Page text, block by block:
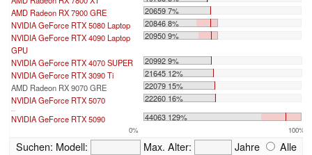
AMD Radeon RX 7900 GRE
20659 7%
NVIDIA GeForce RTX 5080 Laptop
20846 8%
NVIDIA GeForce RTX 4090 Laptop
GPU
20950 9%
NVIDIA GeForce RTX 4070 SUPER
20992 9%
NVIDIA GeForce RTX 3090 Ti
21645 12%
AMD Radeon RX 9070 GRE
22079 15%
NVIDIA GeForce RTX 5070
22260 16%
...
NVIDIA GeForce RTX 5090 44063 129%
0% 100%
Suchen: Modell: Max. Alter: Jahre
Alle